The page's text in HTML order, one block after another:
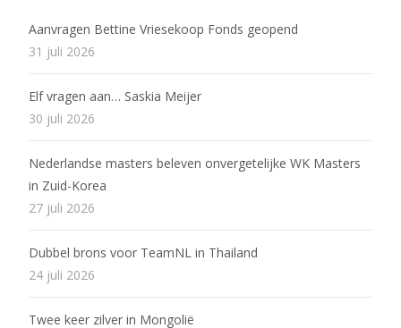
Aanvragen Bettine Vriesekoop Fonds geopend
31 juli 2026
Elf vragen aan… Saskia Meijer
30 juli 2026
Nederlandse masters beleven onvergetelijke WK Masters
in Zuid-Korea
27 juli 2026
Dubbel brons voor TeamNL in Thailand
24 juli 2026
Twee keer zilver in Mongolië